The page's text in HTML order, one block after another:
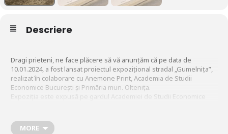
Descriere
Dragi prieteni, ne face plăcere să vă anunțăm că pe data de
10.01.2024, a fost lansat proiectul expozițional stradal „Gumelnița”,
realizat în colaborare cu Anemone Print, Academia de Studii
Economice București și Primăria mun. Oltenița.
Expoziția este expusă pe gardul Academiei de Studii Economice
MORE